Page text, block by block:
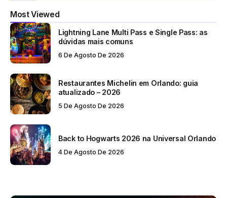
Most Viewed
Lightning Lane Multi Pass e Single Pass: as
dúvidas mais comuns
6 De Agosto De 2026
Restaurantes Michelin em Orlando: guia
atualizado – 2026
5 De Agosto De 2026
Back to Hogwarts 2026 na Universal Orlando
4 De Agosto De 2026